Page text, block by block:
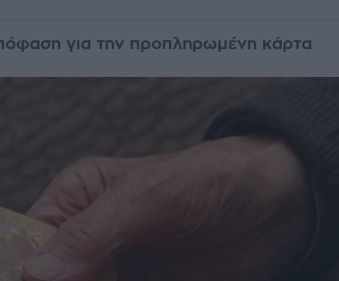
για την προπληρωμένη κάρτα